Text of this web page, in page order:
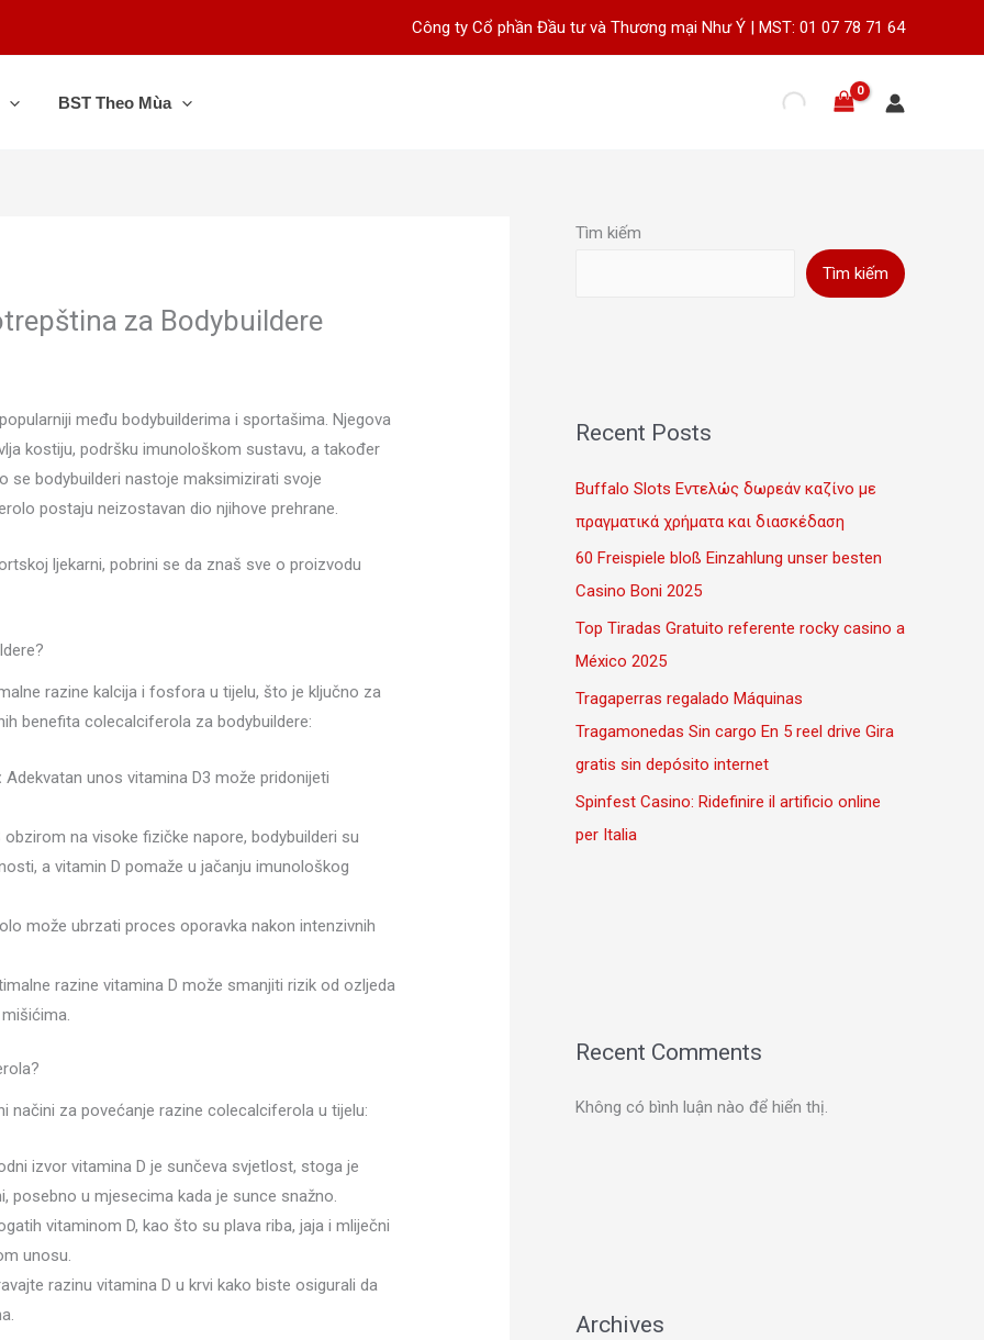
Công ty Cổ phần Đầu tư và Thương mại Như Ý | MST: 01 07 78 71 64
BST Theo Mùa
za Bodybuildere
među bodybuilderima i sportašima. Njegova
kostiju, podršku imunološkom sustavu, a također
se bodybuilderi nastoje maksimizirati svoje
postaju neizostavan dio njihove prehrane.
ljekarni, pobrini se da znaš sve o proizvodu
razine kalcija i fosfora u tijelu, što je ključno za
benefita colecalciferola za bodybuildere:
Adekvatan unos vitamina D3 može pridonijeti
obzirom na visoke fizičke napore, bodybuilderi su
a vitamin D pomaže u jačanju imunološkog
može ubrzati proces oporavka nakon intenzivnih
razine vitamina D može smanjiti rizik od ozljeda
načini za povećanje razine colecalciferola u tijelu:
izvor vitamina D je sunčeva svjetlost, stoga je
posebno u mjesecima kada je sunce snažno.
vitaminom D, kao što su plava riba, jaja i mliječni
unosu.
razinu vitamina D u krvi kako biste osigurali da
Tìm kiếm
Tìm kiếm
Recent Posts
Buffalo Slots Εντελώς δωρεάν καζίνο με
πραγματικά χρήματα και διασκέδαση
60 Freispiele bloß Einzahlung unser besten
Casino Boni 2025
Top Tiradas Gratuito referente rocky casino a
México 2025
Tragaperras regalado Máquinas
Tragamonedas Sin cargo En 5 reel drive Gira
gratis sin depósito internet
Spinfest Casino: Ridefinire il artificio online
per Italia
Recent Comments
Không có bình luận nào để hiển thị.
Archives